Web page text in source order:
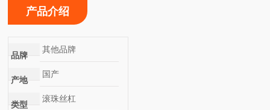
产品介绍
品牌
其他品牌
产地
国产
类型
滚珠丝杠